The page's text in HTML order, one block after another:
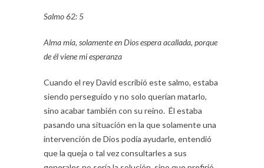
Salmo 62: 5
Alma mía, solamente en Dios espera acallada, porque
de él viene mi esperanza
Cuando el rey David escribió este salmo, estaba
siendo perseguido y no solo querían matarlo,
sino acabar también con su reino. Él estaba
pasando una situación en la que solamente una
intervención de Dios podía ayudarle, entendió
que la queja o tal vez consultarles a sus